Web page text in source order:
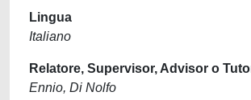
Lingua
Italiano
Relatore, Supervisor, Advisor o
Ennio, Di Nolfo